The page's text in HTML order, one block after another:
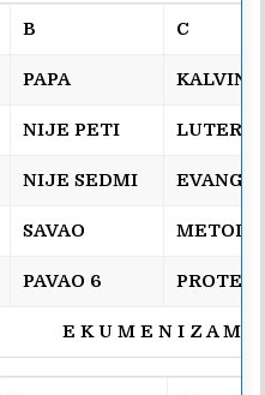
B C
PAPA KALVINI
NIJE PETI
NIJE SEDMI
SAVAO
PAVAO 6
E K U M E N I Z A M